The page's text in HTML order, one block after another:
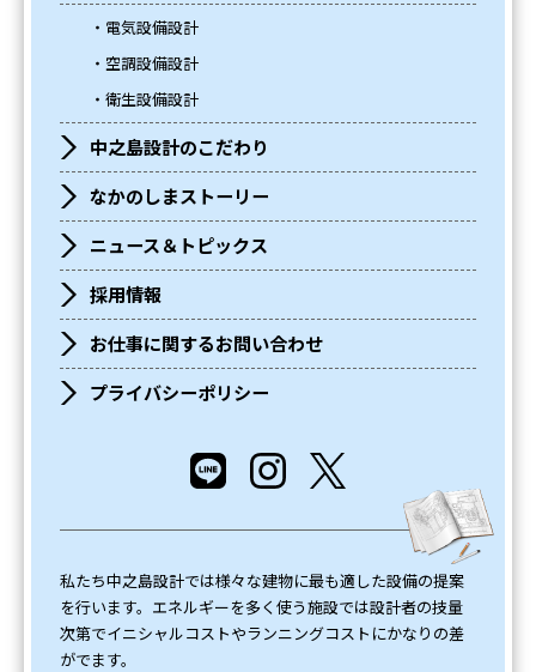
電気設備設計
空調設備設計
衛生設備設計
中之島設計のこだわり
なかのしまストーリー
ニュース＆トピックス
採用情報
お仕事に関するお問い合わせ
プライバシーポリシー
私たち中之島設計では様々な建物に最も適した設備の提案
を行います。エネルギーを多く使う施設では設計者の技量
次第でイニシャルコストやランニングコストにかなりの差
がでます。